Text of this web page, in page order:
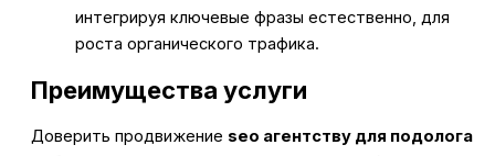
интегрируя ключевые фразы естественно, для
роста органического трафика.
Преимущества услуги
Доверить продвижение seo агентству для подолога